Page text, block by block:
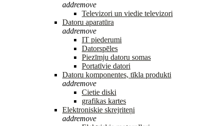
addremove
Televizori un viedie televizori
Datoru aparatūra
addremove
IT piederumi
Datorspēles
Piezīmju datoru somas
Portatīvie datori
Datoru komponentes, tīkla produkti
addremove
Cietie diski
grafikas kartes
Elektroniskie skrejriteņi
addremove